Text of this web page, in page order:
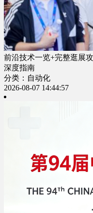
前沿技术一览+完整逛展
深度指南
分类：自动化
2026-08-07 14:44:57